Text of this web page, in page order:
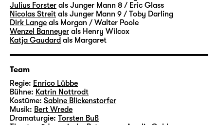
Die Lebenswege der Figuren werden geprägt
von individuellen Entscheidungen — aber
mehr noch von Umständen und Bedingungen,
die lange vor ihnen selbst in Geltung
getreten sind. Vermächtnisse
gewissermaßen.
Mit Walter, Mitte 60, und Eric, Anfang 30,
begegnen sich auch zwei Generationen eines
Lebensentwurfs, die unterschiedlicher
Julius Forster als Junger Mann 8 / Eric Glass
Nicolas Streit als Junger Mann 9 / Toby Darling
Dirk Lange als Morgan / Walter Poole
Wenzel Banneyer als Henry Wilcox
Katja Gaudard als Margaret
Team
Regie: Enrico Lübbe
Bühne: Katrin Nottrodt
Kostüme: Sabine Blickenstorfer
Musik: Bert Wrede
Dramaturgie: Torsten Buß